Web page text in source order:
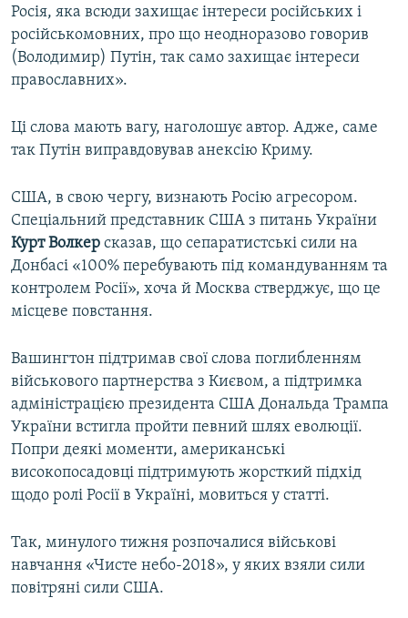
Росія, яка всюди захищає інтереси російських і
російськомовних, про що неодноразово говорив
(Володимир) Путін, так само захищає інтереси
православних».
Ці слова мають вагу, наголошує автор. Адже, саме
так Путін виправдовував анексію Криму.
США, в свою чергу, визнають Росію агресором.
Спеціальний представник США з питань України
Курт Волкер сказав, що сепаратистські сили на
Донбасі «100% перебувають під командуванням та
контролем Росії», хоча й Москва стверджує, що це
місцеве повстання.
Вашингтон підтримав свої слова поглибленням
військового партнерства з Києвом, а підтримка
адміністрацією президента США Дональда Трампа
України встигла пройти певний шлях еволюції.
Попри деякі моменти, американські
високопосадовці підтримують жорсткий підхід
щодо ролі Росії в Україні, мовиться у статті.
Так, минулого тижня розпочалися військові
навчання «Чисте небо-2018», у яких взяли сили
повітряні сили США.